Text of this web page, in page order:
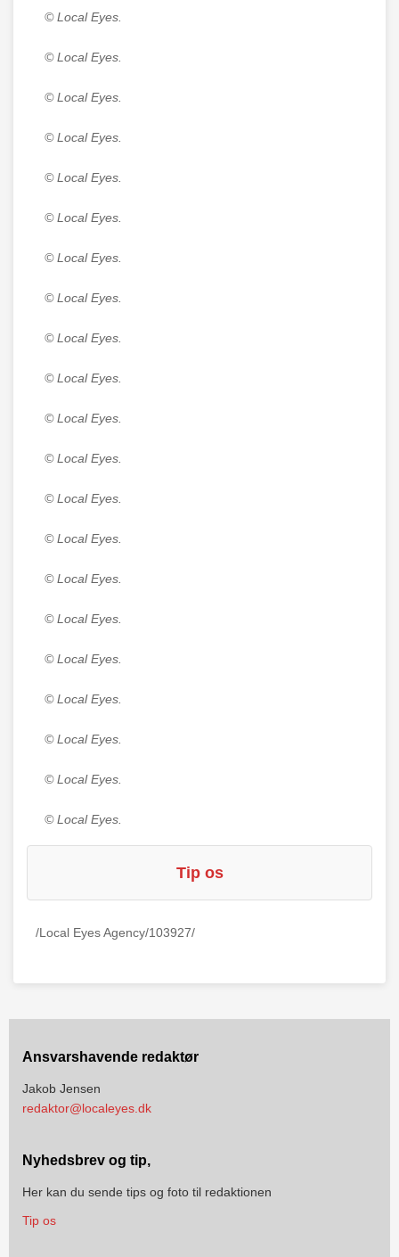
© Local Eyes.
© Local Eyes.
© Local Eyes.
© Local Eyes.
© Local Eyes.
© Local Eyes.
© Local Eyes.
© Local Eyes.
© Local Eyes.
© Local Eyes.
© Local Eyes.
© Local Eyes.
© Local Eyes.
© Local Eyes.
© Local Eyes.
© Local Eyes.
© Local Eyes.
© Local Eyes.
© Local Eyes.
© Local Eyes.
© Local Eyes.
Tip os
/Local Eyes Agency/103927/
Ansvarshavende redaktør
Jakob Jensen
redaktor@localeyes.dk
Nyhedsbrev og tip,
Her kan du sende tips og foto til redaktionen
Tip os